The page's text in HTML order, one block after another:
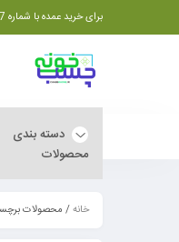
برای خرید عمده با شماره 09122414677 تماس بگیرید
دسته بندی
محصولات
خانه/ محصولات برچسب